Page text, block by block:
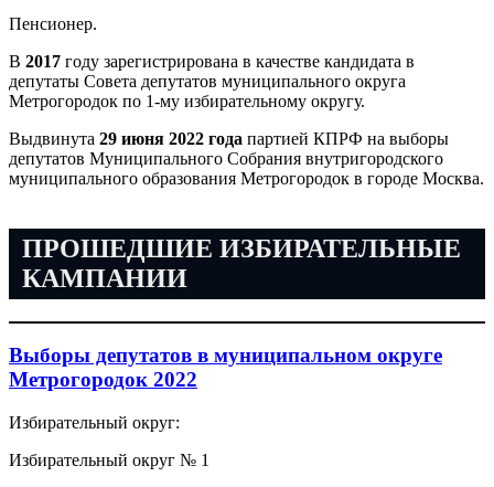
Пенсионер.
В 2017 году зарегистрирована в качестве кандидата в
депутаты Совета депутатов муниципального округа
Метрогородок по 1-му избирательному округу.
Выдвинута 29 июня 2022 года партией КПРФ на выборы
депутатов Муниципального Собрания внутригородского
муниципального образования Метрогородок в городе Москва.
ПРОШЕДШИЕ ИЗБИРАТЕЛЬНЫЕ
КАМПАНИИ
Выборы депутатов в муниципальном округе
Метрогородок 2022
Избирательный округ:
Избирательный округ № 1